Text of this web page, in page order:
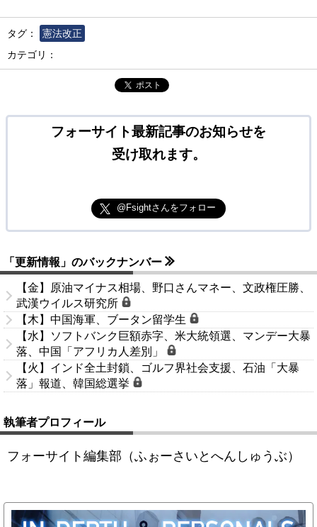
タグ：
憲法改正
カテゴリ：
ポスト
フォーサイト最新記事のお知らせを
受け取れます。
@Fsightさんをフォロー
「更新情報」のバックナンバー
【金】原油マイナス相場、野口さんマネー、文政権圧勝、
武漢ウイルス研究所
【木】中国海軍、ブータン留学生
【水】ソフトバンク巨額赤字、米大統領選、マンデー大暴
落、中国「アフリカ人差別」
【火】インド全土封鎖、ゴルフ界社会支援、石油「大暴
落」報道、韓国総選挙
執筆者プロフィール
フォーサイト編集部（ふぉーさいとへんしゅうぶ）